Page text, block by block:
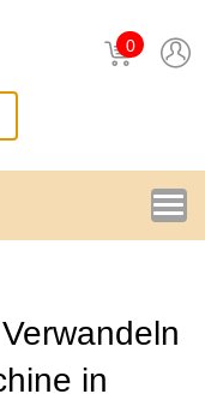
0
in